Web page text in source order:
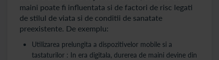
maini poate fi influentata si de factori de risc legati
de stilul de viata si de conditii de sanatate
preexistente. De exemplu:
Utilizarea prelungita a dispozitivelor mobile si a
tastaturilor : In era digitala, durerea de maini devine din